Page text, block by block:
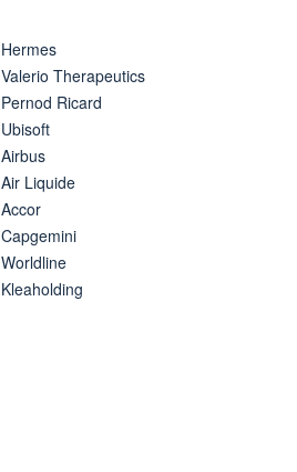
Hermes
Valerio Therapeutics
Pernod Ricard
Ubisoft
Airbus
Air Liquide
Accor
Capgemini
Worldline
Kleaholding